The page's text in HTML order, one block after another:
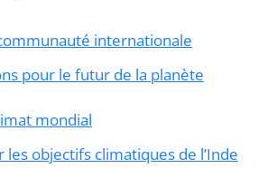
internationale
pour le futur de la planète
mondial
les objectifs climatiques de l’Inde